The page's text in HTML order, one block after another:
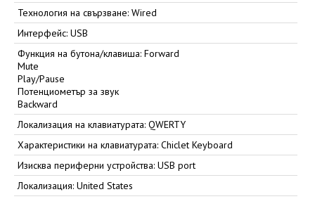
Технология на свързване: Wired
Интерфейс: USB
Функция на бутона/клавиша: Forward
Mute
Play/Pause
Потенциометър за звук
Backward
Локализация на клавиатурата: QWERTY
Характеристики на клавиатурата: Chiclet Keyboard
Изисква периферни устройства: USB port
Локализация: United States